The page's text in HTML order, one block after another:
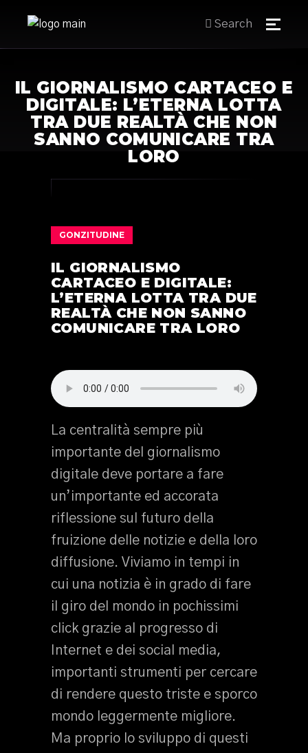
Search
IL GIORNALISMO CARTACEO E
DIGITALE: L’ETERNA LOTTA
TRA DUE REALTÀ CHE NON
SANNO COMUNICARE TRA
LORO
GONZITUDINE
IL GIORNALISMO
CARTACEO E DIGITALE:
L’ETERNA LOTTA TRA DUE
REALTÀ CHE NON SANNO
COMUNICARE TRA LORO
La centralità sempre più
importante del giornalismo
digitale deve portare a fare
un’importante ed accorata
riflessione sul futuro della
fruizione delle notizie e della loro
diffusione. Viviamo in tempi in
cui una notizia è in grado di fare
il giro del mondo in pochissimi
click grazie al progresso di
Internet e dei social media,
importanti strumenti per cercare
di rendere questo triste e sporco
mondo leggermente migliore.
Ma proprio lo sviluppo di questi